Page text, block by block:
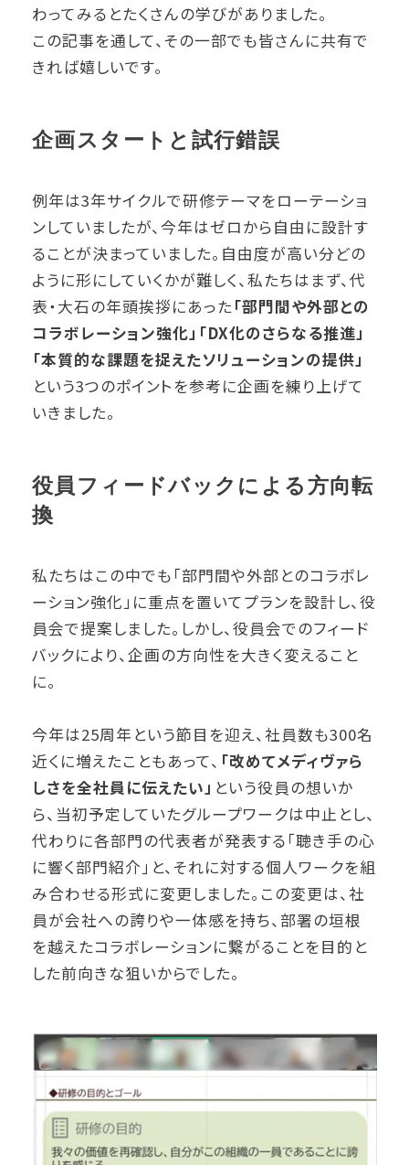
わってみるとたくさんの学びがありました。
この記事を通して、その一部でも皆さんに共有で
きれば嬉しいです。
企画スタートと試行錯誤
例年は3年サイクルで研修テーマをローテーショ
ンしていましたが、今年はゼロから自由に設計す
ることが決まっていました。自由度が高い分どの
ように形にしていくかが難しく、私たちはまず、代
表・大石の年頭挨拶にあった「部門間や外部との
コラボレーション強化」「DX化のさらなる推進」
「本質的な課題を捉えたソリューションの提供」
という3つのポイントを参考に企画を練り上げて
いきました。
役員フィードバックによる方向転
換
私たちはこの中でも「部門間や外部とのコラボレ
ーション強化」に重点を置いてプランを設計し、役
員会で提案しました。しかし、役員会でのフィード
バックにより、企画の方向性を大きく変えること
に。
今年は25周年という節目を迎え、社員数も300名
近くに増えたこともあって、 「改めてメディヴァら
しさを全社員に伝えたい」 という役員の想いか
ら、当初予定していたグループワークは中止とし、
代わりに各部門の代表者が発表する「聴き手の心
に響く部門紹介」と、それに対する個人ワークを組
み合わせる形式に変更しました。この変更は、社
員が会社への誇りや一体感を持ち、部署の垣根
を越えたコラボレーションに繋がることを目的と
した前向きな狙いからでした。